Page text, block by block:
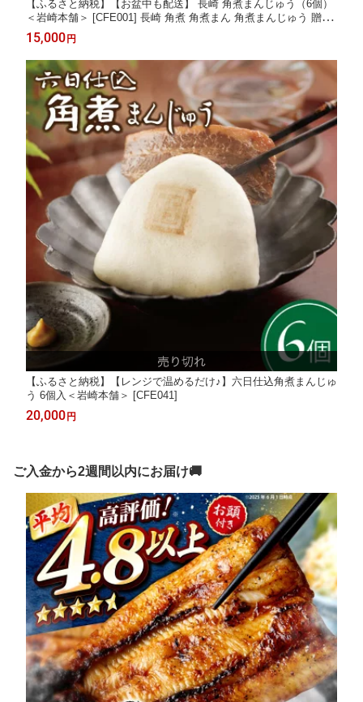
【ふるさと納税】【お盆中も配送】 長崎 角煮まんじゅう（6個）
＜岩崎本舗＞ [CFE001] 長崎 角煮 角煮まん 角煮まんじゅう 贈答
ギフト
15,000 円
【ふるさと納税】【レンジで温めるだけ♪】六日仕込角煮まんじゅ
う 6個入＜岩崎本舗＞ [CFE041]
20,000 円
ご入金から2週間以内にお届け🚚